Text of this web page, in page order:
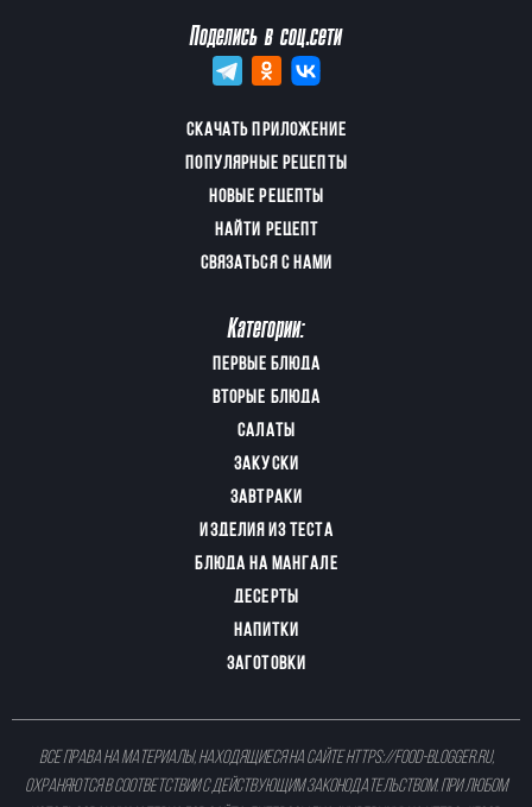
Поделись в соц.сети
СКАЧАТЬ ПРИЛОЖЕНИЕ
ПОПУЛЯРНЫЕ РЕЦЕПТЫ
НОВЫЕ РЕЦЕПТЫ
НАЙТИ РЕЦЕПТ
СВЯЗАТЬСЯ С НАМИ
Категории:
ПЕРВЫЕ БЛЮДА
ВТОРЫЕ БЛЮДА
САЛАТЫ
ЗАКУСКИ
ЗАВТРАКИ
ИЗДЕЛИЯ ИЗ ТЕСТА
БЛЮДА НА МАНГАЛЕ
ДЕСЕРТЫ
НАПИТКИ
ЗАГОТОВКИ
Все права на материалы, находящиеся на сайтеhttps://food-blogger.ru,
охраняются в соответствии с действующим законодательством. При любом